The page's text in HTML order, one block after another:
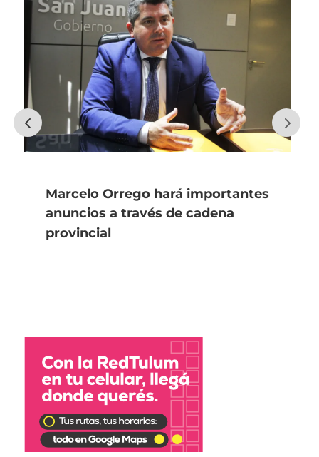
Marcelo Orrego hará importantes
anuncios a través de cadena
provincial